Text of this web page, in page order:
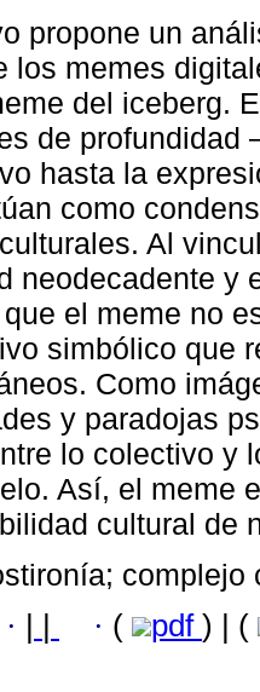
propone un
los memes
del iceberg.
de
hasta la
como
Al
neodecadente y
el meme no
simbólico que
Como
y paradojas
lo colectivo y
Así, el meme
cultural de
· · ( pdf ) | (